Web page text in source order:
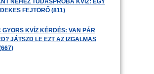
NEHÉZ TUDÁSPRÓBA KVÍZ: EGY
FEJTÖRŐ (811)
GYORS KVÍZ KÉRDÉS: VAN PÁR
JÁTSZD LE EZT AZ IZGALMAS